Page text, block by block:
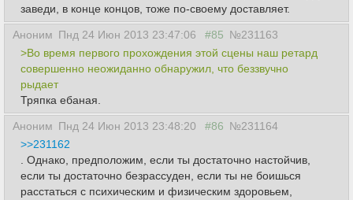
заведи, в конце концов, тоже по-своему доставляет.
Аноним Пнд 24 Июн 2013 23:47:06 #85 №231163
>Во время первого прохождения этой сцены наш ретард
совершенно неожиданно обнаружил, что беззвучно
рыдает
Тряпка ебаная.
Аноним Пнд 24 Июн 2013 23:48:20 #86 №231164
>>231162
. Однако, предположим, если ты достаточно настойчив,
если ты достаточно безрассуден, если ты не боишься
расстаться с психическим и физическим здоровьем,